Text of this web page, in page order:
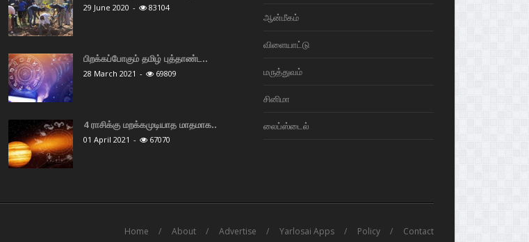
29 June 2020 - 83104
பிறக்கப்போகும் தமிழ் புத்தாண்ட..
28 March 2021 - 69809
4 ராசிக்கு மறக்கமுடியாத மாதமாக..
01 April 2021 - 67070
ஆன்மீகம்
விளையாட்டு
மரு‌த்துவ‌ம்
சினிமா
லைப்ஸ்டைல்
Home About Advertise Yarlosai Apps Policy Contact